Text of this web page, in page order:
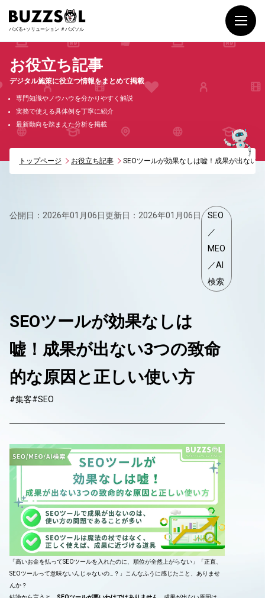
お役立ち記事
デジタル施策に役立つ情報をまとめて掲載
専門知識やノウハウを分かりやすく解説
実務で使える具体例を丁寧に紹介
最新動向を踏まえた分析を掲載
トップページ お役立ち記事 SEOツールが効果なしは嘘！成果が出ない
公開日：2026年01月06日更新日：2026年01月06日
SEO
／
MEO
／AI
検索
SEOツールが効果なしは
嘘！成果が出ない3つの致命
的な原因と正しい使い方
#集客#SEO
「高いお金を払ってSEOツールを入れたのに、順位が全然上がらない」「正直、
SEOツールって意味ないんじゃないの…？」こんなふうに感じたこと、ありませ
んか？